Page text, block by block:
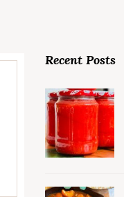
Recent Posts